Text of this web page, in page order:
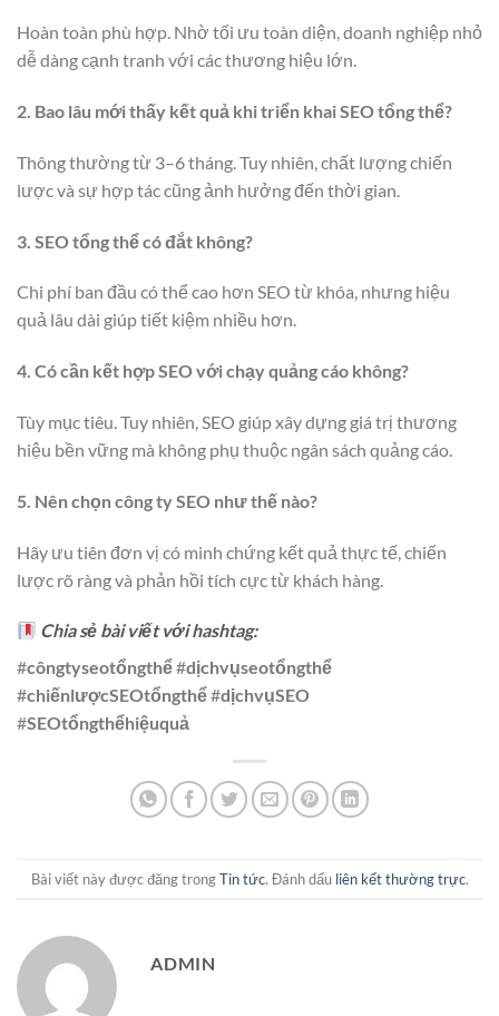
Hoàn toàn phù hợp. Nhờ tối ưu toàn diện, doanh nghiệp nhỏ
dễ dàng cạnh tranh với các thương hiệu lớn.
2. Bao lâu mới thấy kết quả khi triển khai SEO tổng thể?
Thông thường từ 3–6 tháng. Tuy nhiên, chất lượng chiến
lược và sự hợp tác cũng ảnh hưởng đến thời gian.
3. SEO tổng thể có đắt không?
Chi phí ban đầu có thể cao hơn SEO từ khóa, nhưng hiệu
quả lâu dài giúp tiết kiệm nhiều hơn.
4. Có cần kết hợp SEO với chạy quảng cáo không?
Tùy mục tiêu. Tuy nhiên, SEO giúp xây dựng giá trị thương
hiệu bền vững mà không phụ thuộc ngân sách quảng cáo.
5. Nên chọn công ty SEO như thế nào?
Hãy ưu tiên đơn vị có minh chứng kết quả thực tế, chiến
lược rõ ràng và phản hồi tích cực từ khách hàng.
Chia sẻ bài viết với hashtag:
#côngtyseotổngthể#dịchvụseotổngthể
#chiếnlượcSEOtổngthể#dịchvụSEO
#SEOtổngthểhiệuquả
Bài viết này được đăng trongTin tức. Đánh dấu liên kết thường trực.
ADMIN